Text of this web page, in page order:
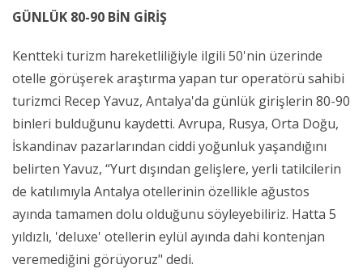
GÜNLÜK 80-90 BİN GİRİŞ
Kentteki turizm hareketliliğiyle ilgili 50'nin üzerinde
otelle görüşerek araştırma yapan tur operatörü sahibi
turizmci Recep Yavuz, Antalya'da günlük girişlerin 80-90
binleri bulduğunu kaydetti. Avrupa, Rusya, Orta Doğu,
İskandinav pazarlarından ciddi yoğunluk yaşandığını
belirten Yavuz, “Yurt dışından gelişlere, yerli tatilcilerin
de katılımıyla Antalya otellerinin özellikle ağustos
ayında tamamen dolu olduğunu söyleyebiliriz. Hatta 5
yıldızlı, 'deluxe' otellerin eylül ayında dahi kontenjan
veremediğini görüyoruz" dedi.